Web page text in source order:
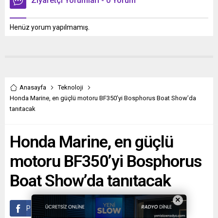
Henüz yorum yapılmamış.
Anasayfa
Teknoloji
Honda Marine, en güçlü motoru BF350’yi Bosphorus Boat Show’da
tanıtacak
Honda Marine, en güçlü
motoru BF350’yi Bosphorus
Boat Show’da tanıtacak
Paylaş Tweetle Gönder
×